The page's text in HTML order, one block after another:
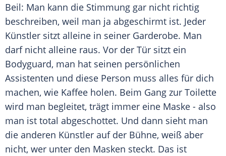
Beil: Man kann die Stimmung gar nicht richtig
beschreiben, weil man ja abgeschirmt ist. Jeder
Künstler sitzt alleine in seiner Garderobe. Man
darf nicht alleine raus. Vor der Tür sitzt ein
Bodyguard, man hat seinen persönlichen
Assistenten und diese Person muss alles für dich
machen, wie Kaffee holen. Beim Gang zur Toilette
wird man begleitet, trägt immer eine Maske - also
man ist total abgeschottet. Und dann sieht man
die anderen Künstler auf der Bühne, weiß aber
nicht, wer unter den Masken steckt. Das ist